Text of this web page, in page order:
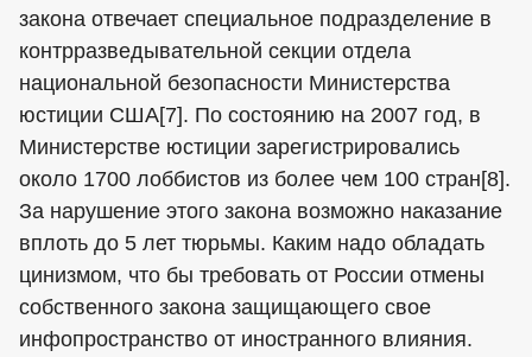
закона отвечает специальное подразделение в
контрразведывательной секции отдела
национальной безопасности Министерства
юстиции США[7]. По состоянию на 2007 год, в
Министерстве юстиции зарегистрировались
около 1700 лоббистов из более чем 100 стран[8].
За нарушение этого закона возможно наказание
вплоть до 5 лет тюрьмы. Каким надо обладать
цинизмом, что бы требовать от России отмены
собственного закона защищающего свое
инфопространство от иностранного влияния.